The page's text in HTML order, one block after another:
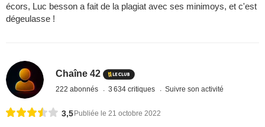
écors, Luc besson a fait de la plagiat avec ses minimoys, et c'est
dégeulasse !
Chaîne 42
222 abonnés 3 634 critiques Suivre son activité
3,5 Publiée le 21 octobre 2022